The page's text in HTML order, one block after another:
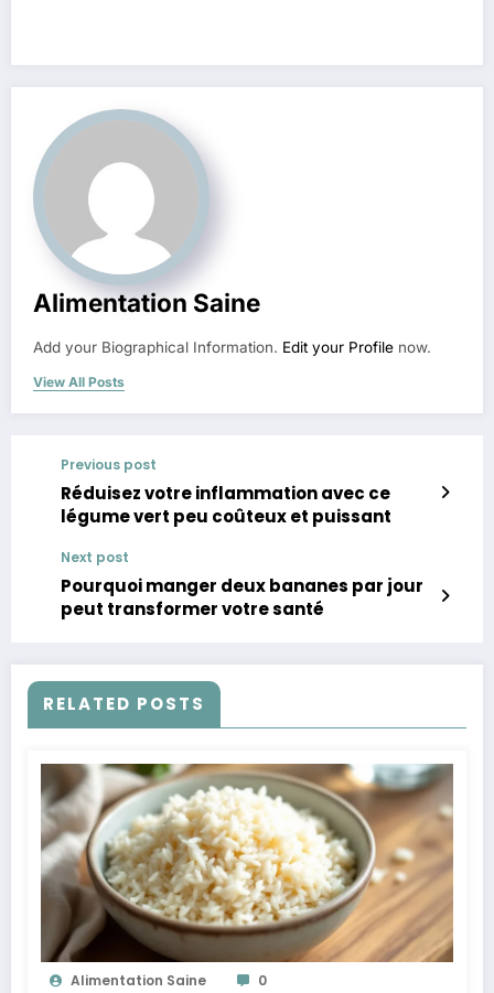
Alimentation Saine
Add your Biographical Information. Edit your Profile now.
View All Posts
Previous post
Réduisez votre inflammation avec ce
légume vert peu coûteux et puissant
Next post
Pourquoi manger deux bananes par jour
peut transformer votre santé
RELATED POSTS
Alimentation Saine 0